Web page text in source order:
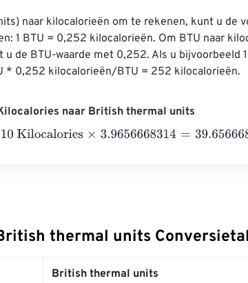
naar kilocalorieën om te rekenen, kunt u de
1 BTU = 0,252 kilocalorieën. Om BTU naar
de BTU-waarde met 0,252. Als u bijvoorbeeld
* 0,252 kilocalorieën/BTU = 252 kilocalorieën.
naar British thermal units
×3.9656668314=39.6566683 British
thermal units
British thermal units